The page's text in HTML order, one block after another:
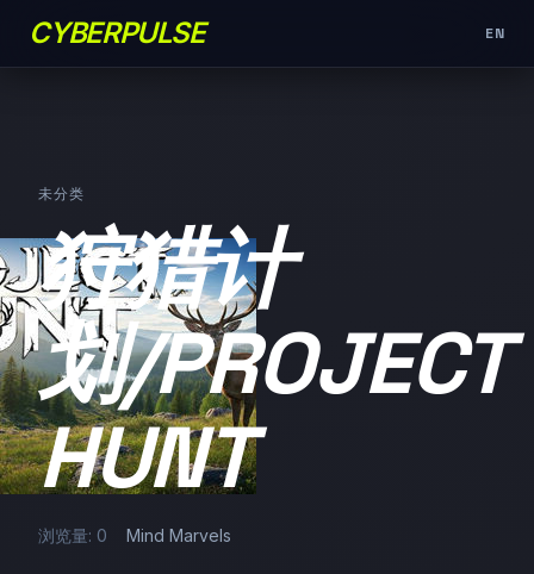
CYBERPULSE EN
未分类
狩猎计
划/PROJECT
HUNT
浏览量: 0 Mind Marvels